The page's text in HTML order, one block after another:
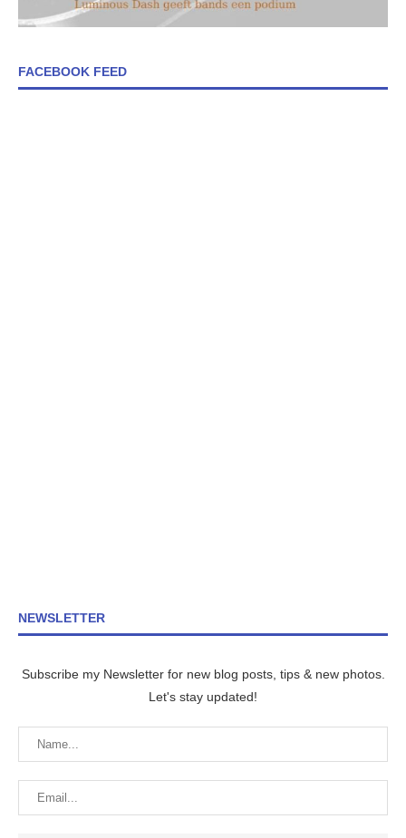
FACEBOOK FEED
NEWSLETTER
Subscribe my Newsletter for new blog posts, tips & new photos.
Let's stay updated!